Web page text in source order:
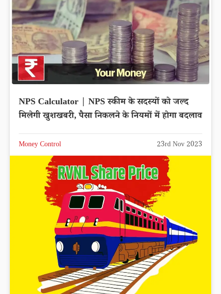
NPS Calculator | NPS स्कीम के सदस्यों को जल्द
मिलेगी खुशखबरी, पैसा निकलने के नियमों में होगा बदलाव
Money Control 23rd Nov 2023